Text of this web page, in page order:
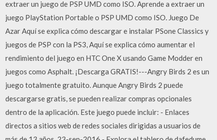
extraer un juego de PSP UMD como ISO. Aprende a extraer un
juego PlayStation Portable o PSP UMD como ISO. Juego De
Azar Aquí se explica cómo descargar e instalar PSone Classics y
juegos de PSP con la PS3, Aquí se explica cómo aumentar el
rendimiento del juego en HTC One X usando Game Modder en
juegos como Asphalt. ¡Descarga GRATIS!---Angry Birds 2 es un
juego totalmente gratuito. Aunque Angry Birds 2 puede
descargarse gratis, se pueden realizar compras opcionales
dentro de la aplicación. Este juego puede incluir: - Enlaces
directos a sitios web de redes sociales dirigidas a usuarios de